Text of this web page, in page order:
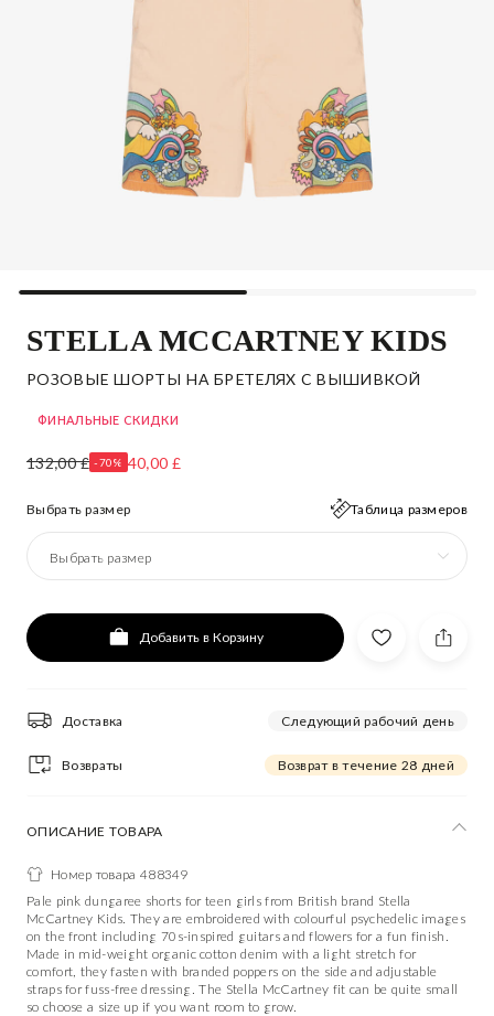
STELLA MCCARTNEY KIDS
РОЗОВЫЕ ШОРТЫ НА БРЕТЕЛЯХ С ВЫШИВКОЙ
ФИНАЛЬНЫЕ СКИДКИ
132,00 £ -70% 40,00 £
Выбрать размер Таблица размеров
Выбрать размер
Добавить в Корзину
Доставка Следующий рабочий день
Возвраты Возврат в течение 28 дней
ОПИСАНИЕ ТОВАРА
Номер товара 488349
Pale pink dungaree shorts for teen girls from British brand Stella
McCartney Kids. They are embroidered with colourful psychedelic images
on the front including 70s-inspired guitars and flowers for a fun finish.
Made in mid-weight organic cotton denim with a light stretch for
comfort, they fasten with branded poppers on the side and adjustable
straps for fuss-free dressing. The Stella McCartney fit can be quite small
so choose a size up if you want room to grow.